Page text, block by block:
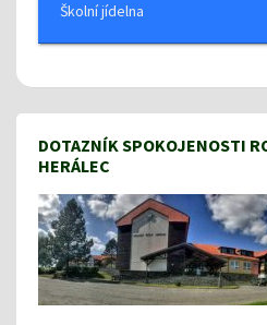
Školní jídelna
DOTAZNÍK SPOKOJENOSTI
HERÁLEC